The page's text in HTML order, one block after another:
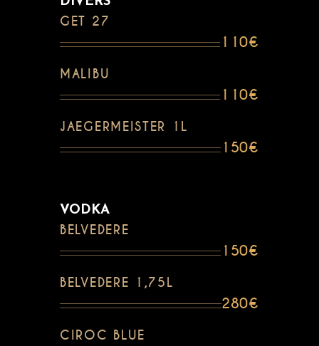
GET 27
110€
MALIBU
110€
JAEGERMEISTER 1L
150€
VODKA
BELVEDERE
150€
BELVEDERE 1,75L
280€
CIROC BLUE